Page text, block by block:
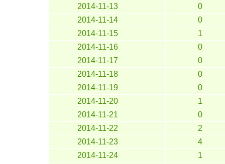
2014-11-13
0
2014-11-14
0
2014-11-15
1
2014-11-16
0
2014-11-17
0
2014-11-18
0
2014-11-19
0
2014-11-20
1
2014-11-21
0
2014-11-22
2
2014-11-23
4
2014-11-24
1